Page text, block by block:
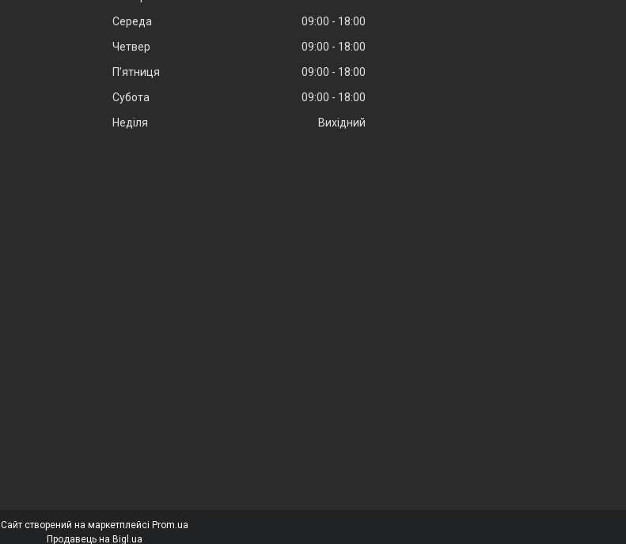
Середа
09:00
18:00
Четвер
09:00
18:00
Пʼятниця
09:00
18:00
Субота
09:00
18:00
Неділя
Вихідний
Сайт створений на маркетплейсі Prom.ua
Продавець на Bigl.ua